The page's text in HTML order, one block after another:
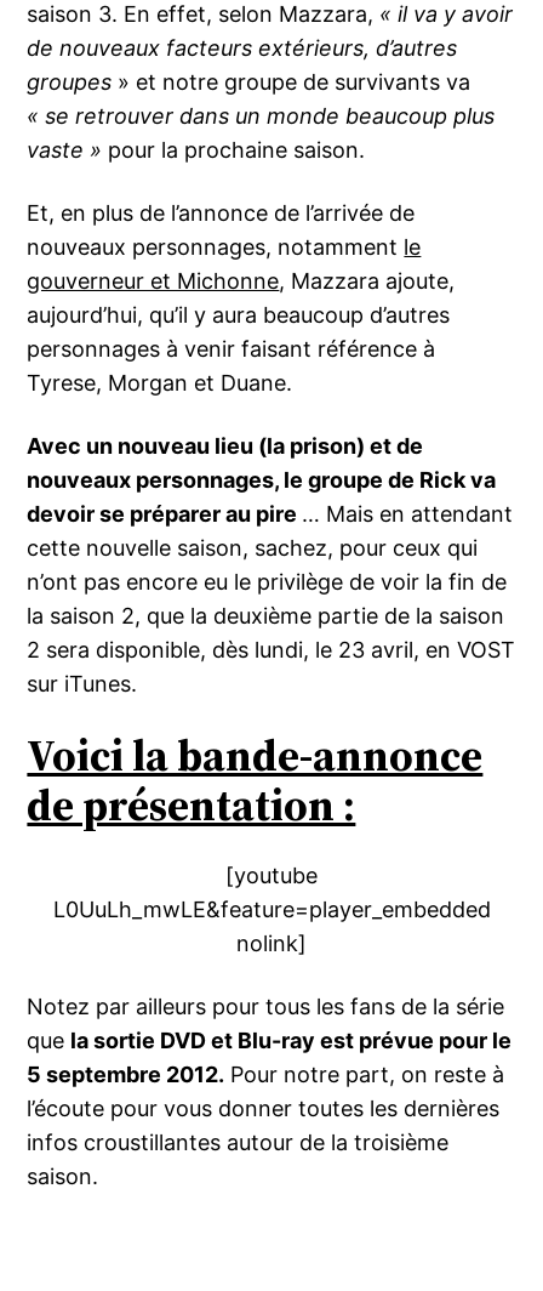
saison 3. En effet, selon Mazzara, « il va y avoir
de nouveaux facteurs extérieurs, d’autres
groupes » et notre groupe de survivants va
« se retrouver dans un monde beaucoup plus
vaste » pour la prochaine saison.
Et, en plus de l’annonce de l’arrivée de
nouveaux personnages, notamment le
gouverneur et Michonne, Mazzara ajoute,
aujourd’hui, qu’il y aura beaucoup d’autres
personnages à venir faisant référence à
Tyrese, Morgan et Duane.
Avec un nouveau lieu (la prison) et de
nouveaux personnages, le groupe de Rick va
devoir se préparer au pire … Mais en attendant
cette nouvelle saison, sachez, pour ceux qui
n’ont pas encore eu le privilège de voir la fin de
la saison 2, que la deuxième partie de la saison
2 sera disponible, dès lundi, le 23 avril, en VOST
sur iTunes.
Voici la bande-annonce
de présentation :
[youtube
L0UuLh_mwLE&feature=player_embedded
nolink]
Notez par ailleurs pour tous les fans de la série
que la sortie DVD et Blu-ray est prévue pour le
5 septembre 2012. Pour notre part, on reste à
l’écoute pour vous donner toutes les dernières
infos croustillantes autour de la troisième
saison.